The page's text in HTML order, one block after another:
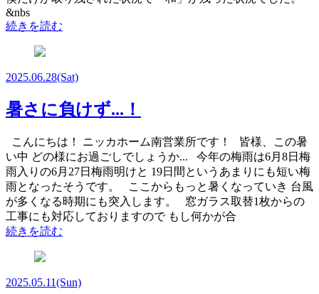
&nbs
続きを読む
2025.06.28(Sat)
暑さに負けず...！
こんにちは！ ニッカホーム南営業所です！ 皆様、この暑
い中 どの様にお過ごしでしょうか... 今年の梅雨は6月8日梅
雨入りの6月27日梅雨明けと 19日間というあまりにも短い梅
雨となったそうです。 ここからもっと暑くなっていき 台風
が多くなる時期にも突入します。 窓ガラス取替1枚からの
工事にも対応しておりますので もし何かが合
続きを読む
2025.05.11(Sun)